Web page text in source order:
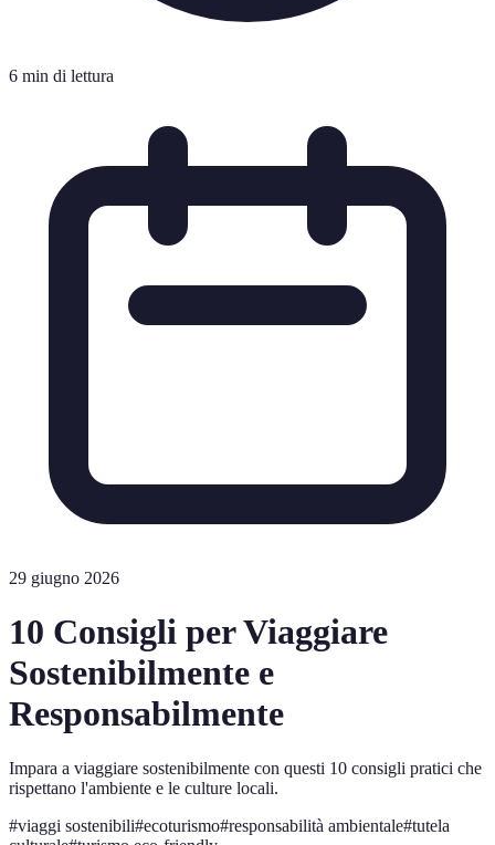
6 min di lettura
29 giugno 2026
10 Consigli per Viaggiare
Sostenibilmente e
Responsabilmente
Impara a viaggiare sostenibilmente con questi 10 consigli pratici che
rispettano l'ambiente e le culture locali.
#viaggi sostenibili#ecoturismo#responsabilità ambientale#tutela